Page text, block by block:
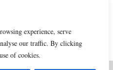
experience, serve
our traffic. By clicking
of cookies.
«EL CÍRCULO»: el
Club»